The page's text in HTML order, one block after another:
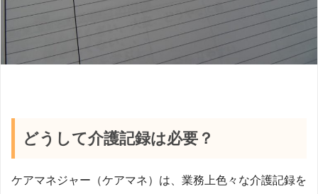
どうして介護記録は必要？
ケアマネジャー（ケアマネ）は、業務上色々な介護記録を